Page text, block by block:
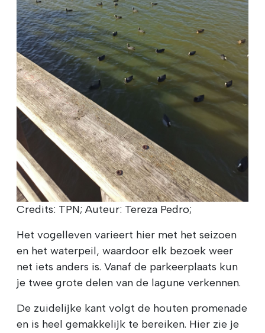
Credits: TPN; Auteur: Tereza Pedro;
Het vogelleven varieert hier met het seizoen
en het waterpeil, waardoor elk bezoek weer
net iets anders is. Vanaf de parkeerplaats kun
je twee grote delen van de lagune verkennen.
De zuidelijke kant volgt de houten promenade
en is heel gemakkelijk te bereiken. Hier zie je